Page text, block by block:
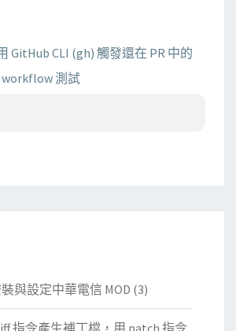
GitHub CLI (gh) 觸發還在 PR 中的
測試
與設定中華電信 MOD (3)